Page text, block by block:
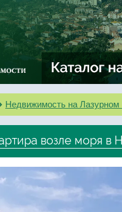
Недвижимость на Лазурном
возле моря в